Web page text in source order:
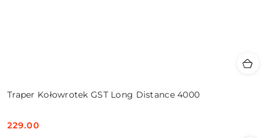
Traper Kołowrotek GST Long Distance 4000
Cena:
229.00